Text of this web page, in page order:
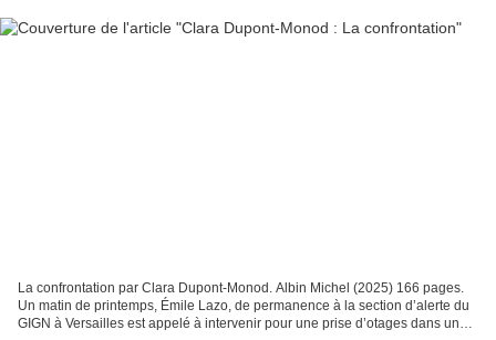
La confrontation par Clara Dupont-Monod. Albin Michel (2025) 166 pages.
Un matin de printemps, Émile Lazo, de permanence à la section d’alerte du
GIGN à Versailles est appelé à intervenir pour une prise d’otages dans une